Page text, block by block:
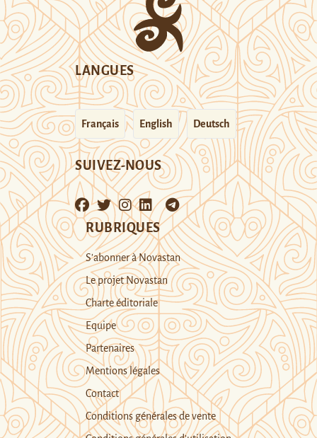
LANGUES
Français English Deutsch
SUIVEZ-NOUS
RUBRIQUES
S’abonner à Novastan
Le projet Novastan
Charte éditoriale
Equipe
Partenaires
Mentions légales
Contact
Conditions générales de vente